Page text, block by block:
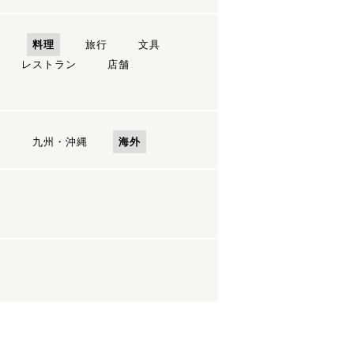
料理 旅行
文具
レストラン
店舗
九州・沖縄 海外